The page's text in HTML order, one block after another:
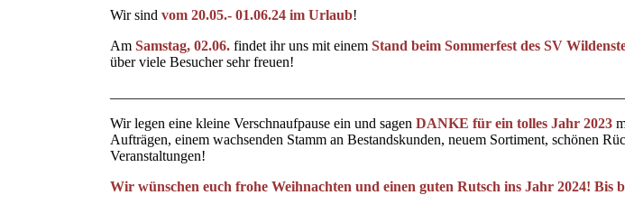
Wir sind vom 20.05.- 01.06.24 im Urlaub!
Am Samstag, 02.06. findet ihr uns mit einem Stand beim Sommerfest des SV
über viele Besucher sehr freuen!
Wir legen eine kleine Verschnaufpause ein und sagen DANKE für ein tolles Jahr 2023
Aufträgen, einem wachsenden Stamm an Bestandskunden, neuem Sortiment, schönen
Veranstaltungen!
Wir wünschen euch frohe Weihnachten und einen guten Rutsch ins Jahr 2024! Bis